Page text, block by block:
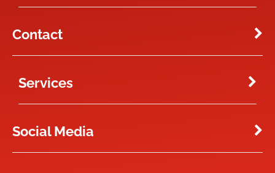
Contact
Services
Social Media